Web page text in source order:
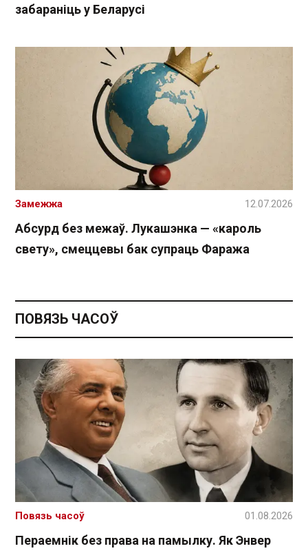
забараніць у Беларусі
Абсурд без межаў. Лукашэнка — «кароль
свету», смеццевы бак супраць Фаража
Замежжа 12.07.2026
ПОВЯЗЬ ЧАСОЎ
Пераемнік без права на памылку. Як Энвер
Повязь часоў 01.08.2026